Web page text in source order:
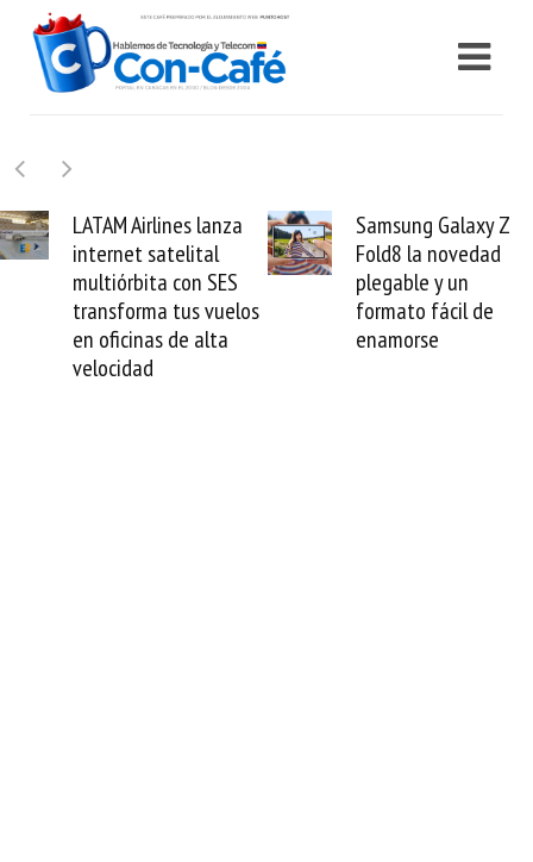
LATAM Airlines lanza
internet satelital
multiórbita con SES
transforma tus vuelos
en oficinas de alta
velocidad
Samsung Galaxy Z
Fold8 la novedad
plegable y un
formato fácil de
enamorse